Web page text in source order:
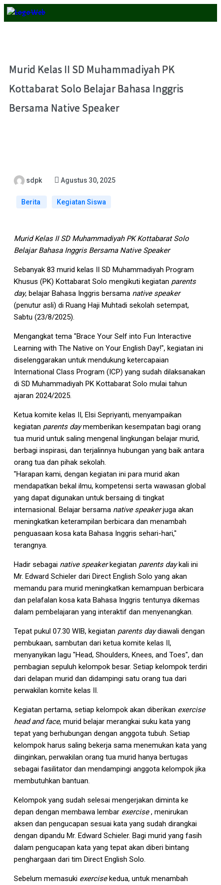
Murid Kelas II SD Muhammadiyah PK
Kottabarat Solo Belajar Bahasa Inggris
Bersama Native Speaker
sdpk Agustus 30, 2025
Berita Kegiatan Siswa
Murid Kelas II SD Muhammadiyah PK Kottabarat Solo
Belajar Bahasa Inggris Bersama Native Speaker
Sebanyak 83 murid kelas II SD Muhammadiyah Program
Khusus (PK) Kottabarat Solo mengikuti kegiatan parents
day, belajar Bahasa Inggris bersama native speaker
(penutur asli) di Ruang Haji Muhtadi sekolah setempat,
Sabtu (23/8/2025).
Mengangkat tema "Brace Your Self into Fun Interactive
Learning with The Native on Your English Day!", kegiatan ini
diselenggarakan untuk mendukung ketercapaian
International Class Program (ICP) yang sudah dilaksanakan
di SD Muhammadiyah PK Kottabarat Solo mulai tahun
ajaran 2024/2025.
Ketua komite kelas II, Elsi Sepriyanti, menyampaikan
kegiatan parents daymemberikan kesempatan bagi orang
tua murid untuk saling mengenal lingkungan belajar murid,
berbagi inspirasi, dan terjalinnya hubungan yang baik antara
orang tua dan pihak sekolah.
"Harapan kami, dengan kegiatan ini para murid akan
mendapatkan bekal ilmu, kompetensi serta wawasan global
yang dapat digunakan untuk bersaing di tingkat
internasional. Belajar bersama native speakerjuga akan
meningkatkan keterampilan berbicara dan menambah
penguasaan kosa kata Bahasa Inggris sehari-hari,"
terangnya.
Hadir sebagai native speakerkegiatan parents daykali ini
Mr. Edward Schieler dari Direct English Solo yang akan
memandu para murid meningkatkan kemampuan berbicara
dan pelafalan kosa kata Bahasa Inggris tentunya dikemas
dalam pembelajaran yang interaktif dan menyenangkan.
Tepat pukul 07.30 WIB, kegiatan parents daydiawali dengan
pembukaan, sambutan dari ketua komite kelas II,
menyanyikan lagu "Head, Shoulders, Knees, and Toes", dan
pembagian sepuluh kelompok besar. Setiap kelompok terdiri
dari delapan murid dan didampingi satu orang tua dari
perwakilan komite kelas II.
Kegiatan pertama, setiap kelompok akan diberikan exercise
head and face, murid belajar merangkai suku kata yang
tepat yang berhubungan dengan anggota tubuh. Setiap
kelompok harus saling bekerja sama menemukan kata yang
diinginkan, perwakilan orang tua murid hanya bertugas
sebagai fasilitator dan mendampingi anggota kelompok jika
membutuhkan bantuan.
Kelompok yang sudah selesai mengerjakan diminta ke
depan dengan membawa lembar exercise, menirukan
aksen dan pengucapan sesuai kata yang sudah dirangkai
dengan dipandu Mr. Edward Schieler. Bagi murid yang fasih
dalam pengucapan kata yang tepat akan diberi bintang
penghargaan dari tim Direct English Solo.
Sebelum memasuki exercisekedua, untuk menambah